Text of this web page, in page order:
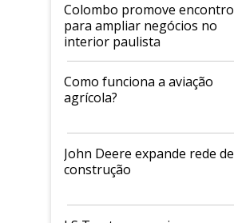
Colombo promove encontro
para ampliar negócios no
interior paulista
Como funciona a aviação
agrícola?
John Deere expande rede de
construção